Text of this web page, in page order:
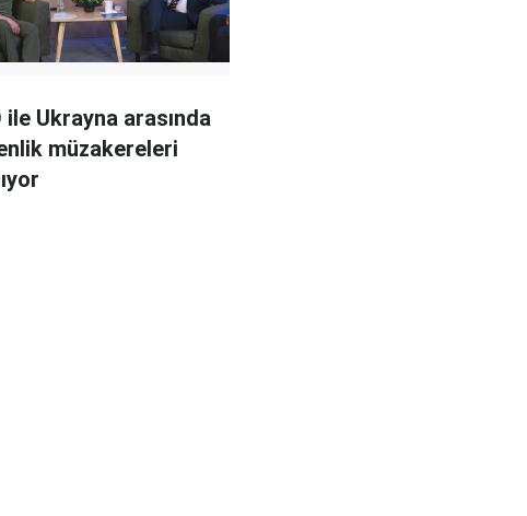
ile Ukrayna arasında
müzakereleri